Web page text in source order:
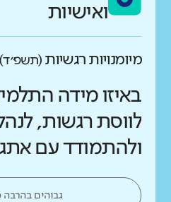
ואישיות
מיומנויות רגשיות (תשפ״ד)
באיזו מידה
לווסת רגשות,
ולהתמודד עם
גבוהים